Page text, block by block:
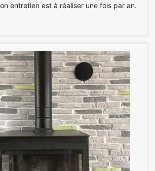
entretien est à réaliser une fois par an.